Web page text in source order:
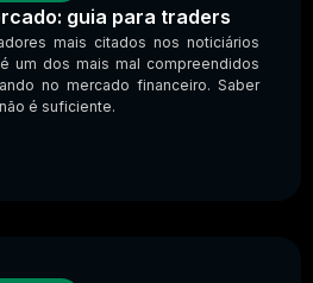
guia para traders
mais citados nos noticiários
um dos mais mal compreendidos
no mercado financeiro. Saber
é suficiente.